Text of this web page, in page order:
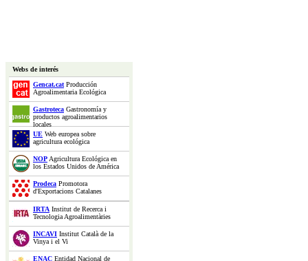
Webs de interés
Gencat.catProducción
Agroalimentaria Ecológica
Gastroteca Gastronomía y
productos agroalimentarios
locales
UE Web europea sobre
agricultura ecológica
NOPAgricultura Ecológica en
los Estados Unidos de América
Prodeca Promotora
d'Exportacions Catalanes
IRTA Institut de Recerca i
Tecnologia Agroalimentàries
INCAVI Institut Català de la
Vinya i el Vi
ENAC Entidad Nacional de